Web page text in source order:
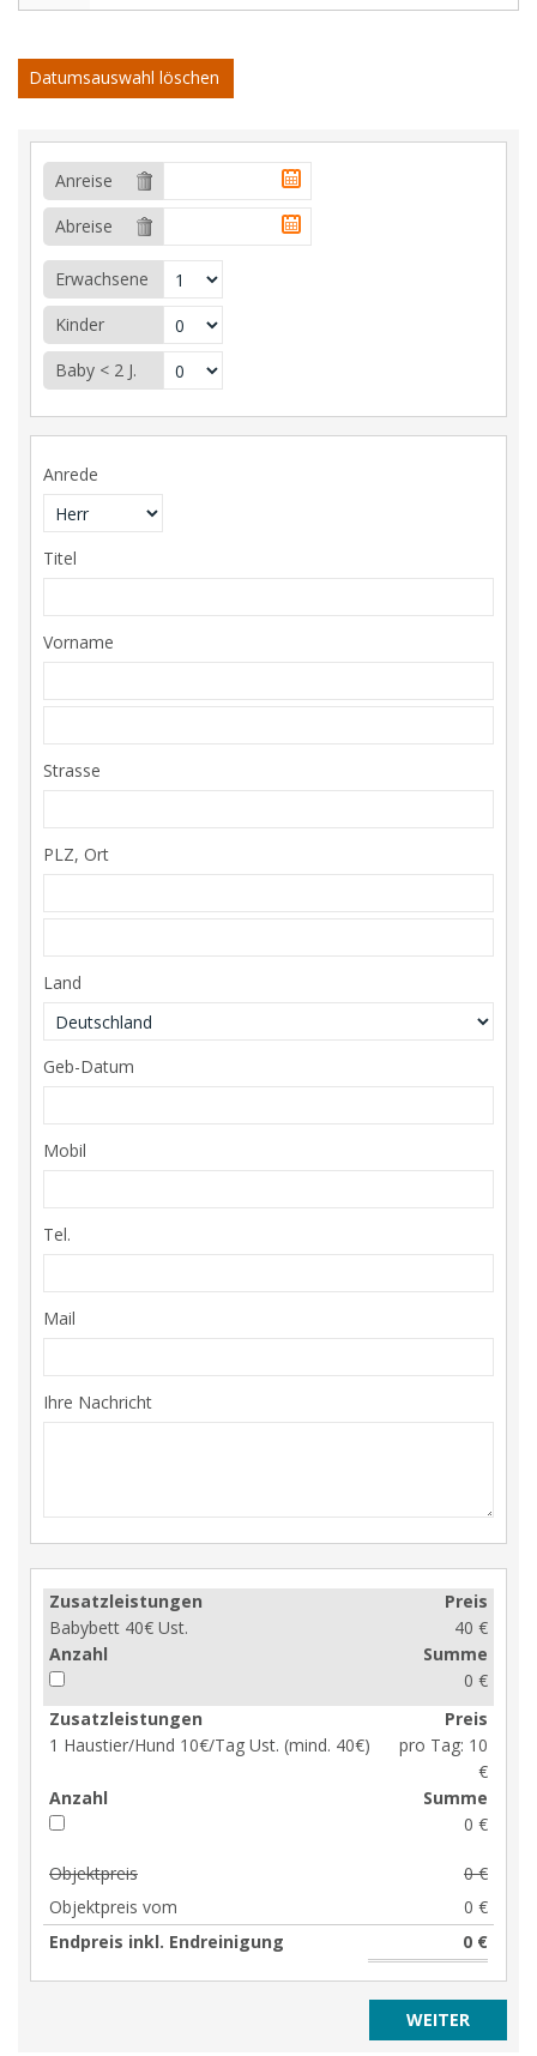
Datumsauswahl löschen
Anreise
Abreise
Erwachsene
Kinder
Baby < 2 J.
Anrede
Titel
Vorname
Strasse
PLZ, Ort
Land
Geb-Datum
Mobil
Tel.
Mail
Ihre Nachricht
Zusatzleistungen
Babybett 40€ Ust.
Preis
40 €
Anzahl
Summe
0 €
Zusatzleistungen
1 Haustier/Hund 10€/Tag Ust. (mind. 40€)
Preis
pro Tag: 10
€
Anzahl
Summe
0 €
Objektpreis
0 €
Objektpreis vom
0 €
Endpreis inkl. Endreinigung
0 €